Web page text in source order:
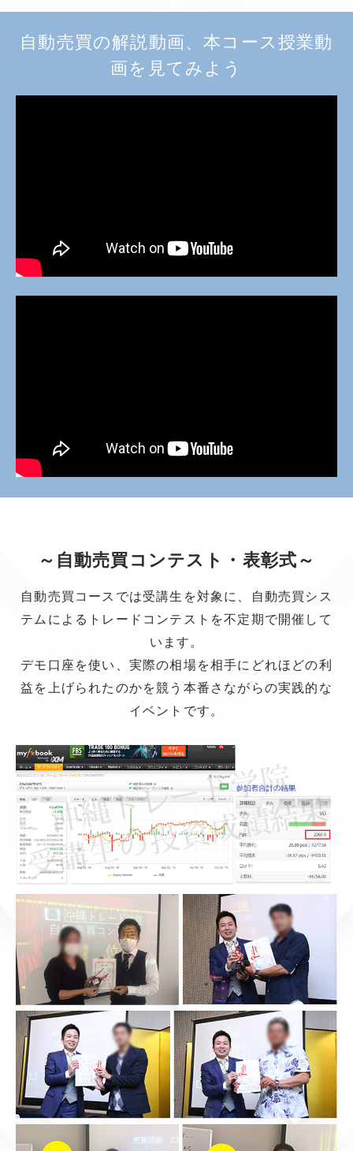
自動売買の解説動画、本コース授業動
画を見てみよう
～自動売買コンテスト・表彰式～
自動売買コースでは受講生を対象に、自動売買シス
テムによるトレードコンテストを不定期で開催して
います。
デモ口座を使い、実際の相場を相手にどれほどの利
益を上げられたのかを競う本番さながらの実践的な
イベントです。